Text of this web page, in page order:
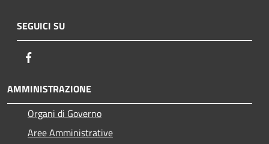
SEGUICI SU
AMMINISTRAZIONE
Organi di Governo
Aree Amministrative